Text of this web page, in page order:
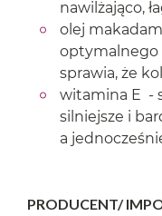
nawilżająco,
olej
optymalnego
sprawia, że
witamina E -
silniejsze i
a
PRODUCENT/